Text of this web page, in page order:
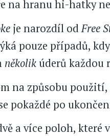
na hranu hi-hatky
je narozdíl odFree
pouze případů,
několik úderů každou
na způsobu
pokaždé po
a více poloh,